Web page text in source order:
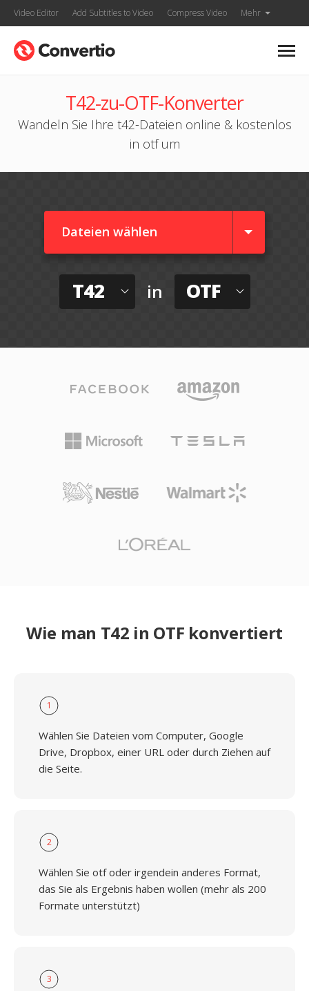
Video Editor Add Subtitles to Video Compress Video Mehr
T42-zu-OTF-Konverter
Wandeln Sie Ihre t42-Dateien online & kostenlos
in otf um
Dateien wählen
T42 in OTF
Wie man T42 in OTF konvertiert
1
Wählen Sie Dateien vom Computer, Google
Drive, Dropbox, einer URL oder durch Ziehen auf
die Seite.
2
Wählen Sie otf oder irgendein anderes Format,
das Sie als Ergebnis haben wollen (mehr als 200
Formate unterstützt)
3